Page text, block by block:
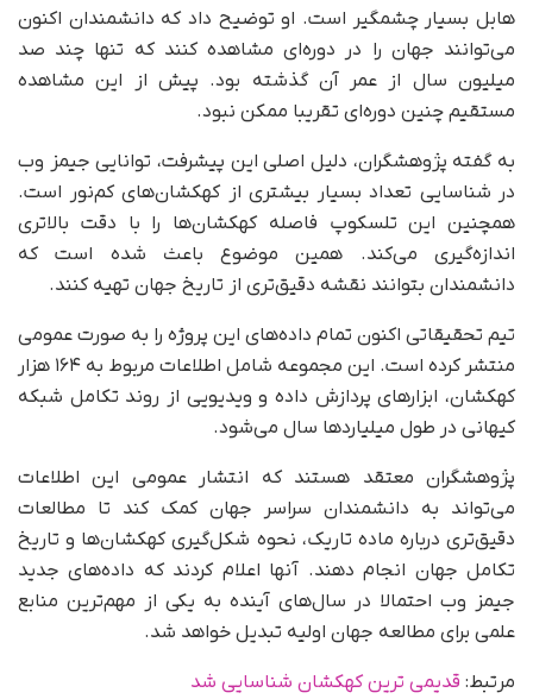
هابل بسیار چشمگیر است. او توضیح داد که دانشمندان اکنون
می‌توانند جهان را در دوره‌ای مشاهده کنند که تنها چند صد
میلیون سال از عمر آن گذشته بود. پیش از این مشاهده
مستقیم چنین دوره‌ای تقریبا ممکن نبود.
به گفته پژوهشگران، دلیل اصلی این پیشرفت، توانایی جیمز وب
در شناسایی تعداد بسیار بیشتری از کهکشان‌های کم‌نور است.
همچنین این تلسکوپ فاصله کهکشان‌ها را با دقت بالاتری
اندازه‌گیری می‌کند. همین موضوع باعث شده است که
دانشمندان بتوانند نقشه دقیق‌تری از تاریخ جهان تهیه کنند.
تیم تحقیقاتی اکنون تمام داده‌های این پروژه را به‌ صورت عمومی
منتشر کرده است. این مجموعه شامل اطلاعات مربوط به ۱۶۴ هزار
کهکشان، ابزارهای پردازش داده و ویدیویی از روند تکامل شبکه
کیهانی در طول میلیاردها سال می‌شود.
پژوهشگران معتقد هستند که انتشار عمومی این اطلاعات
می‌تواند به دانشمندان سراسر جهان کمک کند تا مطالعات
دقیق‌تری درباره ماده تاریک، نحوه شکل‌گیری کهکشان‌ها و تاریخ
تکامل جهان انجام دهند. آنها اعلام کردند که داده‌های جدید
جیمز وب احتمالا در سال‌های آینده به یکی از مهم‌ترین منابع
علمی برای مطالعه جهان اولیه تبدیل خواهد شد.
مرتبط: قدیمی ترین کهکشان شناسایی شد